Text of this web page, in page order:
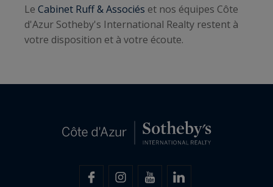
Le Cabinet Ruff & Associés et nos équipes Côte
d'Azur Sotheby's International Realty restent à
votre disposition et à votre écoute.